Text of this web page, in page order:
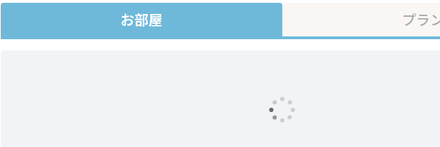
お部屋 プラ